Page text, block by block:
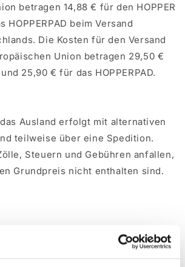
betragen 14,88 € für den HOPPER
HOPPERPAD beim Versand
Die Kosten für den Versand
Union betragen 29,50 €
25,90 € für das HOPPERPAD.
Ausland erfolgt mit alternativen
teilweise über eine Spedition.
Steuern und Gebühren anfallen,
Grundpreis nicht enthalten sind.
Deutschlands und